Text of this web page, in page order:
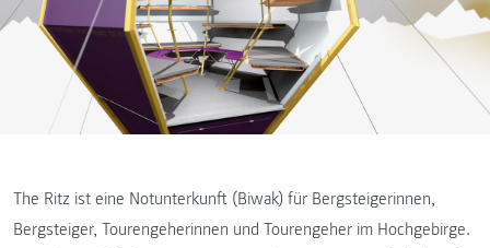
The Ritz ist eine Notunterkunft (Biwak) für Bergsteigerinnen,
Bergsteiger, Tourengeherinnen und Tourengeher im Hochgebirge.